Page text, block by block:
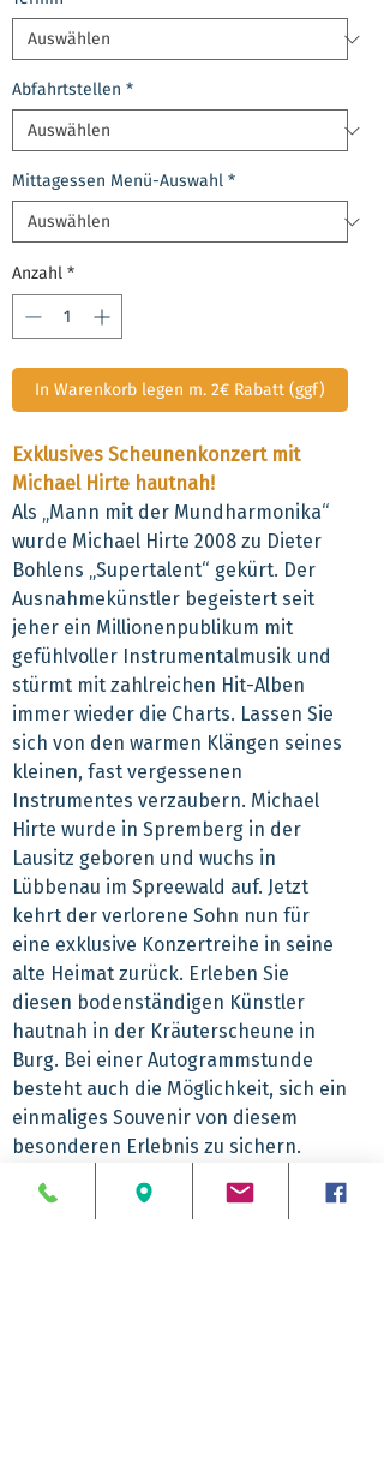
Abfahrtstellen *
Mittagessen Menü-Auswahl *
Anzahl *
In Warenkorb legen m. 2€ Rabatt (ggf)
Exklusives Scheunenkonzert mit
Michael Hirte hautnah!
Als „Mann mit der Mundharmonika“
wurde Michael Hirte 2008 zu Dieter
Bohlens „Supertalent“ gekürt. Der
Ausnahmekünstler begeistert seit
jeher ein Millionenpublikum mit
gefühlvoller Instrumentalmusik und
stürmt mit zahlreichen Hit-Alben
immer wieder die Charts. Lassen Sie
sich von den warmen Klängen seines
kleinen, fast vergessenen
Instrumentes verzaubern. Michael
Hirte wurde in Spremberg in der
Lausitz geboren und wuchs in
Lübbenau im Spreewald auf. Jetzt
kehrt der verlorene Sohn nun für
eine exklusive Konzertreihe in seine
alte Heimat zurück. Erleben Sie
diesen bodenständigen Künstler
hautnah in der Kräuterscheune in
Burg. Bei einer Autogrammstunde
besteht auch die Möglichkeit, sich ein
einmaliges Souvenir von diesem
besonderen Erlebnis zu sichern.
unsere Gäste. Warten Sie nicht zu